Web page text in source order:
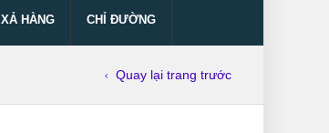
XẢ HÀNG CHỈ ĐƯỜNG
Quay lại trang trước